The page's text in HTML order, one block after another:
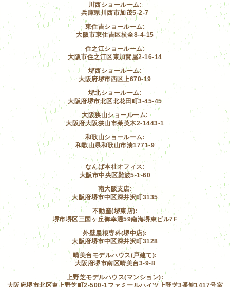
川西ショールーム:
兵庫県川西市加茂5-2-7
東住吉ショールーム:
大阪市東住吉区杭全8-4-15
住之江ショールーム:
大阪市住之江区東加賀屋2-16-14
堺西ショールーム:
大阪府堺市西区上670-19
堺北ショールーム:
大阪府堺市北区北花田町3-45-45
大阪狭山ショールーム:
大阪府大阪狭山市茱萸木2-1443-1
和歌山ショールーム:
和歌山県和歌山市湊1771-9
なんば本社オフィス:
大阪市中央区難波5-1-60
南大阪支店:
大阪府堺市中区深井沢町3135
不動産(堺東店):
堺市堺区三国ヶ丘御幸通59南海堺東ビル7F
外壁屋根専科(堺中店):
大阪府堺市中区深井沢町3128
晴美台モデルハウス(戸建て):
大阪府堺市南区晴美台3-9-8
上野芝モデルハウス(マンション):
大阪府堺市北区東上野芝町2-500-1ファミールハイツ上野芝3番館1417号室